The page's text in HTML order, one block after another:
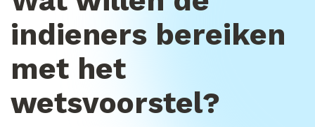
indieners bereiken
met het
wetsvoorstel?